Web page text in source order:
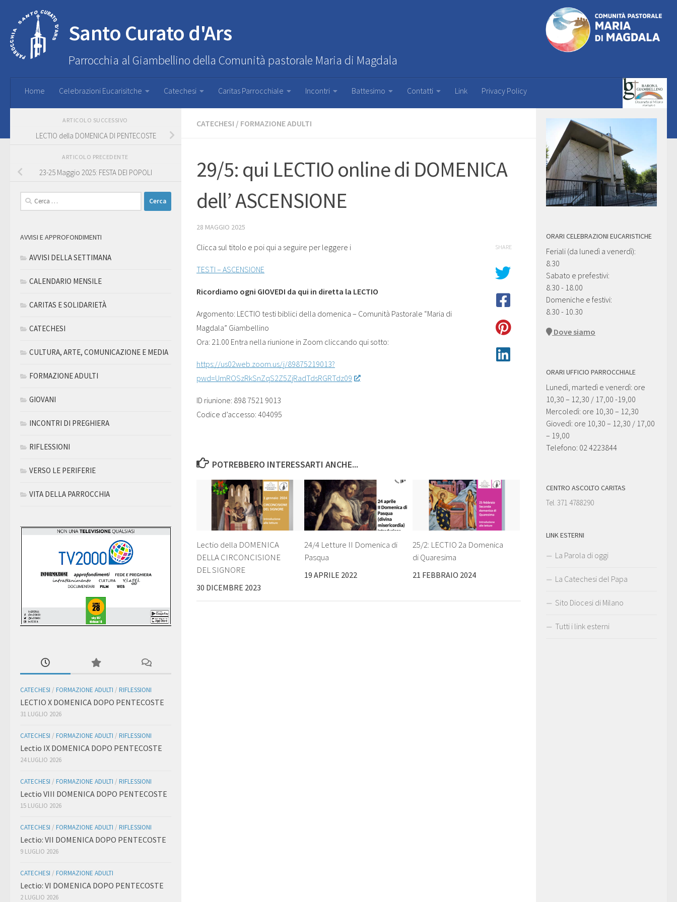
Santo Curato d'Ars
Parrocchia al Giambellino della Comunità pastorale Maria di Magdala
Home Celebrazioni Eucarisitche Catechesi Caritas Parrocchiale Incontri Battesimo Contatti Link Privacy Policy
CATECHESI / FORMAZIONE ADULTI
29/5: qui LECTIO online di DOMENICA
dell’ ASCENSIONE
28 MAGGIO 2025
Clicca sul titolo e poi qui a seguire per leggere i
TESTI – ASCENSIONE
Ricordiamo ogni GIOVEDI da qui in diretta la LECTIO
Argomento: LECTIO testi biblici della domenica – Comunità Pastorale “Maria di
Magdala” Giambellino
Ora: 21.00 Entra nella riunione in Zoom cliccando qui sotto:
https://us02web.zoom.us/j/89875219013?
pwd=UmROSzRkSnZqS2Z5ZjRadTdsRGRTdz09
ID riunione: 898 7521 9013
Codice d’accesso: 404095
SHARE
POTREBBERO INTERESSARTI ANCHE...
Lectio della DOMENICA
DELLA CIRCONCISIONE
DEL SIGNORE
30 DICEMBRE 2023
24/4 Letture II Domenica di
Pasqua
19 APRILE 2022
25/2: LECTIO 2a Domenica
di Quaresima
21 FEBBRAIO 2024
ARTICOLO SUCCESSIVO
LECTIO della DOMENICA DI PENTECOSTE
ARTICOLO PRECEDENTE
23-25 Maggio 2025: FESTA DEI POPOLI
Ricerca
per:
AVVISI E APPROFONDIMENTI
AVVISI DELLA SETTIMANA
CALENDARIO MENSILE
CARITAS E SOLIDARIETÀ
CATECHESI
CULTURA, ARTE, COMUNICAZIONE E MEDIA
FORMAZIONE ADULTI
GIOVANI
INCONTRI DI PREGHIERA
RIFLESSIONI
VERSO LE PERIFERIE
VITA DELLA PARROCCHIA
CATECHESI / FORMAZIONE ADULTI / RIFLESSIONI
LECTIO X DOMENICA DOPO PENTECOSTE
31 LUGLIO 2026
CATECHESI / FORMAZIONE ADULTI / RIFLESSIONI
Lectio IX DOMENICA DOPO PENTECOSTE
24 LUGLIO 2026
CATECHESI / FORMAZIONE ADULTI / RIFLESSIONI
Lectio VIII DOMENICA DOPO PENTECOSTE
15 LUGLIO 2026
CATECHESI / FORMAZIONE ADULTI / RIFLESSIONI
Lectio: VII DOMENICA DOPO PENTECOSTE
9 LUGLIO 2026
CATECHESI / FORMAZIONE ADULTI
Lectio: VI DOMENICA DOPO PENTECOSTE
2 LUGLIO 2026
ORARI CELEBRAZIONI EUCARISTICHE
Feriali (da lunedì a venerdì):
8.30
Sabato e prefestivi:
8.30 - 18.00
Domeniche e festivi:
8.30 - 10.30
Dove siamo
ORARI UFFICIO PARROCCHIALE
Lunedì, martedì e venerdì: ore
10,30 – 12,30 / 17,00 -19,00
Mercoledì: ore 10,30 – 12,30
Giovedì: ore 10,30 – 12,30 / 17,00
– 19,00
Telefono: 02 4223844
CENTRO ASCOLTO CARITAS
Tel. 371 4788290
LINK ESTERNI
La Parola di oggi
La Catechesi del Papa
Sito Diocesi di Milano
Tutti i link esterni